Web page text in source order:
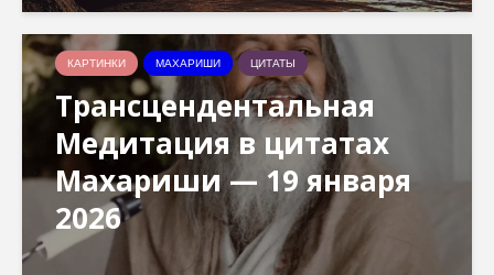
КАРТИНКИ МАХАРИШИ ЦИТАТЫ
Трансцендентальная
Медитация в цитатах
Махариши — 19 января
2026